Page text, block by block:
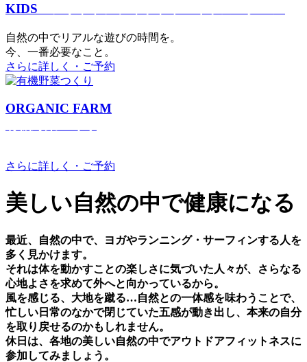
KIDS
⾃然の中でリアルな遊びの時間を。
今、⼀番必要なこと。
さらに詳しく・ご予約
ORGANIC FARM
さらに詳しく・ご予約
美しい⾃然の中で健康になる
最近、⾃然の中で、ヨガやランニング・サーフィンする⼈を
多く⾒かけます。
それは体を動かすことの楽しさに気づいた⼈々が、さらなる
⼼地よさを求めて外へと向かっているから。
⾵を感じる、⼤地を蹴る…⾃然との⼀体感を味わうことで、
忙しい⽇常のなかで閉じていた五感が動き出し、本来の⾃分
を取り戻せるのかもしれません。
休⽇は、各地の美しい⾃然の中でアウトドアフィットネスに
参加してみましょう。